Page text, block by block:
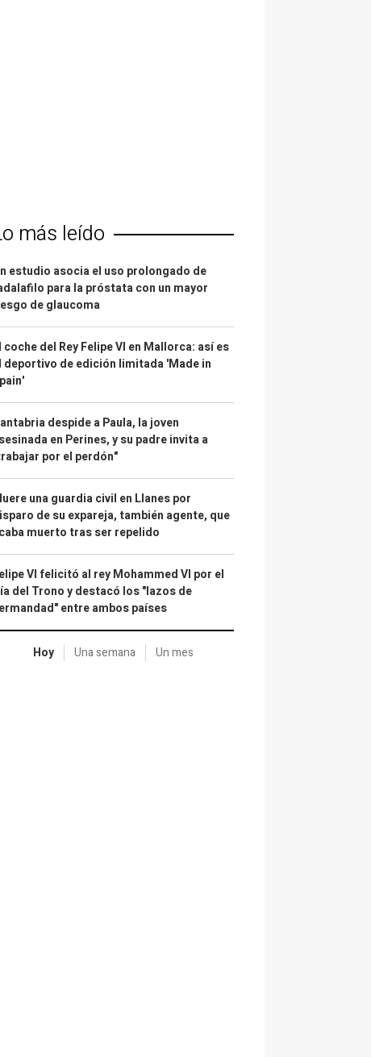
más leído
estudio asocia el uso prolongado de
para la próstata con un mayor
de glaucoma
coche del Rey Felipe VI en Mallorca: así es
deportivo de edición limitada 'Made in
despide a Paula, la joven
en Perines, y su padre invita a
por el perdón"
una guardia civil en Llanes por
de su expareja, también agente, que
muerto tras ser repelido
VI felicitó al rey Mohammed VI por el
del Trono y destacó los "lazos de
entre ambos países
Hoy Una semana Un mes